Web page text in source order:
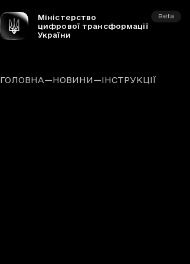
Міністерство
цифрової трансформації
України
Beta
ГОЛОВНА—НОВИНИ—ІНСТРУКЦІЇ